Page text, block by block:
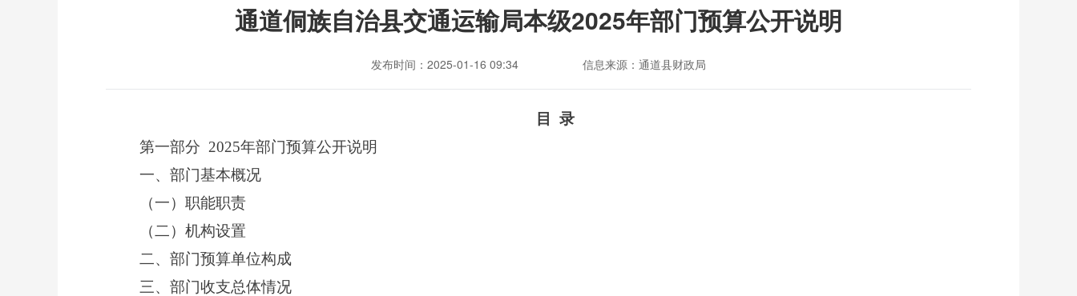
通道侗族自治县交通运输局本级2025年部门预算公开说明
发布时间：2025-01-16 09:34 信息来源：通道县财政局
目
录
第一部分 2025年部门预算公开说明
一、部门基本概况
（一）职能职责
（二）机构设置
二、部门预算单位构成
三、部门收支总体情况